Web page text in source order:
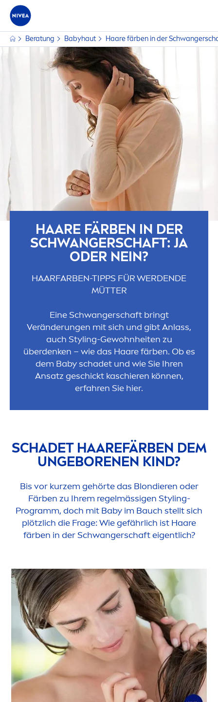
Beratung Babyhaut Haare färben in der
HAARE FÄRBEN IN DER
SCHWANGERSCHAFT: JA
ODER NEIN?
HAARFARBEN-TIPPS FÜR WERDENDE
MÜTTER
Eine Schwangerschaft bringt
Veränderungen mit sich und gibt Anlass,
auch Styling-Gewohnheiten zu
überdenken – wie das Haare färben. Ob es
dem Baby schadet und wie Sie Ihren
Ansatz geschickt kaschieren können,
erfahren Sie hier.
SCHADET HAAREFÄRBEN DEM
UNGEBORENEN KIND?
Bis vor kurzem gehörte das Blondieren oder
Färben zu Ihrem regelmässigen Styling-
Programm, doch mit Baby im Bauch stellt sich
plötzlich die Frage: Wie gefährlich ist Haare
färben in der Schwangerschaft eigentlich?